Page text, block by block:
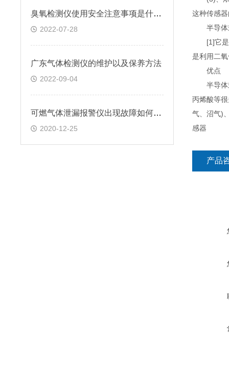
臭氧检测仪使用安全注意事项是什么？
2022-07-28
广东气体检测仪的维护以及保养方法
2022-09-04
可燃气体泄漏报警仪出现故障如何检测?
2020-12-25
这种传感
半导体
[1]它是利
是利用二
优点
半导体式
丙烯酸等
气、沼气)
感器
产品